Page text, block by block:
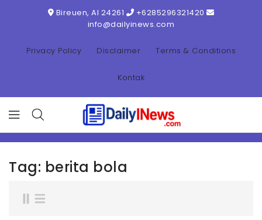
Bireuen, AI 24261
+6285296321420
info@dailyinews.com
Privacy Policy Disclaimer Terms & Conditions
Kontak
Tag: berita bola